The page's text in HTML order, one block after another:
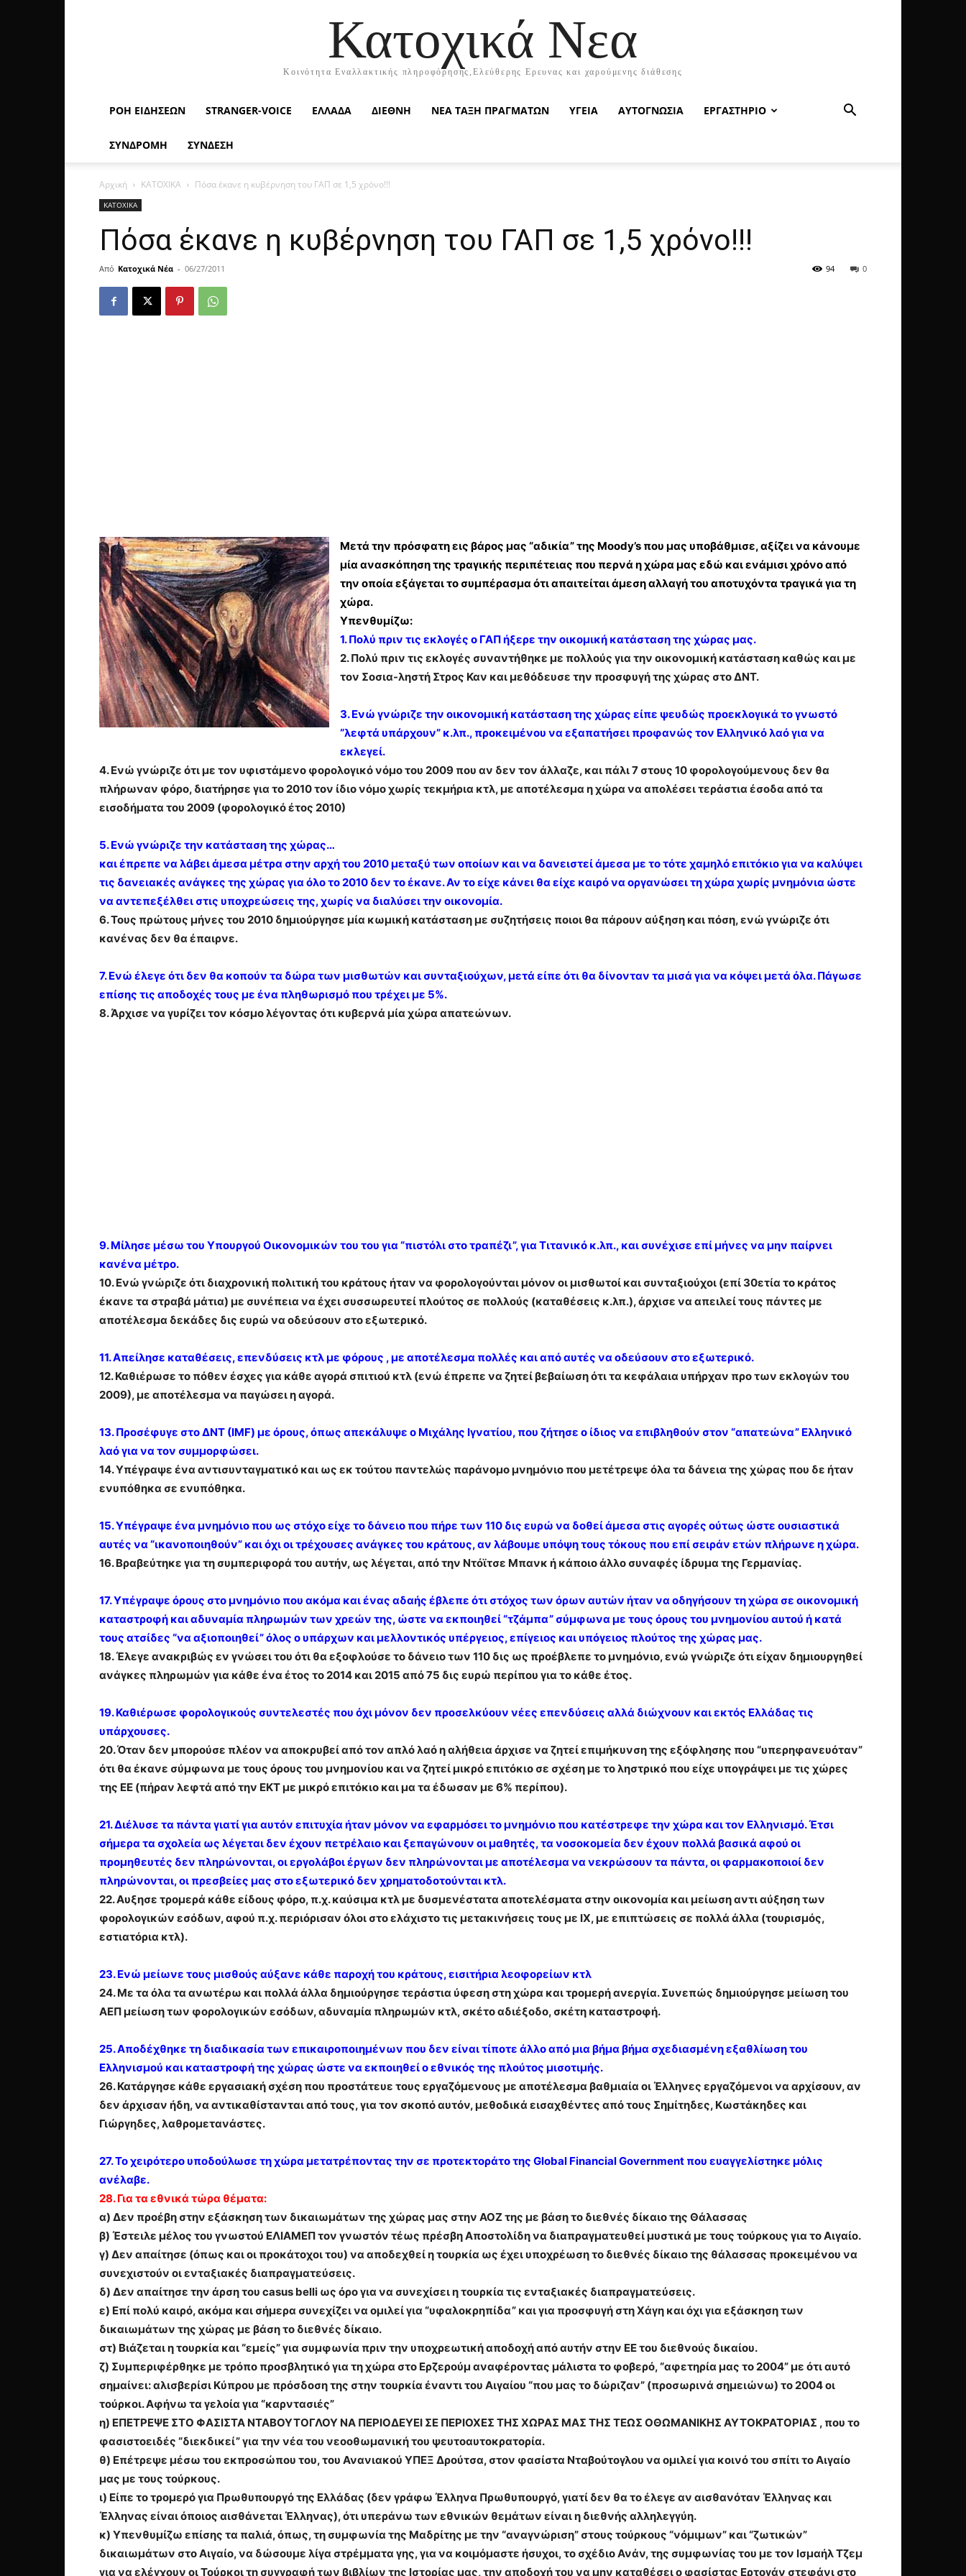
Κατοχικά Νεα
Κοινότητα Εναλλακτικής πληροφόρησης,Ελεύθερης Ερευνας και χαρούμενης διάθεσης
ΡΟΉ ΕΙΔΉΣΕΩΝ STRANGER-VOICE ΕΛΛΑΔΑ ΔΙΕΘΝΗ ΝΕΑ ΤΑΞΗ ΠΡΑΓΜΑΤΩΝ ΥΓΕΙΑ ΑΥΤΟΓΝΩΣΙΑ ΕΡΓΑΣΤΗΡΙΟ
ΣΥΝΔΡΟΜΗ ΣΥΝΔΕΣΗ
Αρχική ΚΑΤΟΧΙΚΑ Πόσα έκανε η κυβέρνηση του ΓΑΠ σε 1,5 χρόνο!!!
ΚΑΤΟΧΙΚΑ
Πόσα έκανε η κυβέρνηση του ΓΑΠ σε 1,5 χρόνο!!!
Από Κατοχικά Νέα - 06/27/2011 0
94
Μετά την πρόσφατη εις βάρος μας “αδικία” της Moody’s που μας υποβάθμισε, αξίζει να κάνουμε
μία ανασκόπηση της τραγικής περιπέτειας που περνά η χώρα μας εδώ και ενάμισι χρόνο από
την οποία εξάγεται το συμπέρασμα ότι απαιτείται άμεση αλλαγή του αποτυχόντα τραγικά για τη
χώρα.
Υπενθυμίζω:
1. Πολύ πριν τις εκλογές ο ΓΑΠ ήξερε την οικομική κατάσταση της χώρας μας.
2. Πολύ πριν τις εκλογές συναντήθηκε με πολλούς για την οικονομική κατάσταση καθώς και με
τον Σοσια-ληστή Στρος Καν και μεθόδευσε την προσφυγή της χώρας στο ΔΝΤ.
3. Ενώ γνώριζε την οικονομική κατάσταση της χώρας είπε ψευδώς προεκλογικά το γνωστό
“λεφτά υπάρχουν” κ.λπ., προκειμένου να εξαπατήσει προφανώς τον Ελληνικό λαό για να
εκλεγεί.
4. Ενώ γνώριζε ότι με τον υφιστάμενο φορολογικό νόμο του 2009 που αν δεν τον άλλαζε, και πάλι 7 στους 10 φορολογούμενους δεν θα
πλήρωναν φόρο, διατήρησε για το 2010 τον ίδιο νόμο χωρίς τεκμήρια κτλ, με αποτέλεσμα η χώρα να απολέσει τεράστια έσοδα από τα
εισοδήματα του 2009 (φορολογικό έτος 2010)
5. Ενώ γνώριζε την κατάσταση της χώρας…
και έπρεπε να λάβει άμεσα μέτρα στην αρχή του 2010 μεταξύ των οποίων και να δανειστεί άμεσα με το τότε χαμηλό επιτόκιο για να καλύψει
τις δανειακές ανάγκες της χώρας για όλο το 2010 δεν το έκανε. Αν το είχε κάνει θα είχε καιρό να οργανώσει τη χώρα χωρίς μνημόνια ώστε
να αντεπεξέλθει στις υποχρεώσεις της, χωρίς να διαλύσει την οικονομία.
6. Τους πρώτους μήνες του 2010 δημιούργησε μία κωμική κατάσταση με συζητήσεις ποιοι θα πάρουν αύξηση και πόση, ενώ γνώριζε ότι
κανένας δεν θα έπαιρνε.
7. Ενώ έλεγε ότι δεν θα κοπούν τα δώρα των μισθωτών και συνταξιούχων, μετά είπε ότι θα δίνονταν τα μισά για να κόψει μετά όλα. Πάγωσε
επίσης τις αποδοχές τους με ένα πληθωρισμό που τρέχει με 5%.
8. Άρχισε να γυρίζει τον κόσμο λέγοντας ότι κυβερνά μία χώρα απατεώνων.
9. Μίλησε μέσω του Υπουργού Οικονομικών του του για “πιστόλι στο τραπέζι”, για Τιτανικό κ.λπ., και συνέχισε επί μήνες να μην παίρνει
κανένα μέτρο.
10. Ενώ γνώριζε ότι διαχρονική πολιτική του κράτους ήταν να φορολογούνται μόνον οι μισθωτοί και συνταξιούχοι (επί 30ετία το κράτος
έκανε τα στραβά μάτια) με συνέπεια να έχει συσσωρευτεί πλούτος σε πολλούς (καταθέσεις κ.λπ.), άρχισε να απειλεί τους πάντες με
αποτέλεσμα δεκάδες δις ευρώ να οδεύσουν στο εξωτερικό.
11. Απείλησε καταθέσεις, επενδύσεις κτλ με φόρους , με αποτέλεσμα πολλές και από αυτές να οδεύσουν στο εξωτερικό.
12. Καθιέρωσε το πόθεν έσχες για κάθε αγορά σπιτιού κτλ (ενώ έπρεπε να ζητεί βεβαίωση ότι τα κεφάλαια υπήρχαν προ των εκλογών του
2009), με αποτέλεσμα να παγώσει η αγορά.
13. Προσέφυγε στο ΔΝΤ (ΙMF) με όρους, όπως απεκάλυψε ο Μιχάλης Ιγνατίου, που ζήτησε ο ίδιος να επιβληθούν στον “απατεώνα” Ελληνικό
λαό για να τον συμμορφώσει.
14. Υπέγραψε ένα αντισυνταγματικό και ως εκ τούτου παντελώς παράνομο μνημόνιο που μετέτρεψε όλα τα δάνεια της χώρας που δε ήταν
ενυπόθηκα σε ενυπόθηκα.
15. Υπέγραψε ένα μνημόνιο που ως στόχο είχε το δάνειο που πήρε των 110 δις ευρώ να δοθεί άμεσα στις αγορές ούτως ώστε ουσιαστικά
αυτές να “ικανοποιηθούν” και όχι οι τρέχουσες ανάγκες του κράτους, αν λάβουμε υπόψη τους τόκους που επί σειράν ετών πλήρωνε η χώρα.
16. Βραβεύτηκε για τη συμπεριφορά του αυτήν, ως λέγεται, από την Ντόϊτσε Μπανκ ή κάποιο άλλο συναφές ίδρυμα της Γερμανίας.
17. Υπέγραψε όρους στο μνημόνιο που ακόμα και ένας αδαής έβλεπε ότι στόχος των όρων αυτών ήταν να οδηγήσουν τη χώρα σε οικονομική
καταστροφή και αδυναμία πληρωμών των χρεών της, ώστε να εκποιηθεί “τζάμπα” σύμφωνα με τους όρους του μνημονίου αυτού ή κατά
τους ατσίδες “να αξιοποιηθεί” όλος ο υπάρχων και μελλοντικός υπέργειος, επίγειος και υπόγειος πλούτος της χώρας μας.
18. Έλεγε ανακριβώς εν γνώσει του ότι θα εξοφλούσε το δάνειο των 110 δις ως προέβλεπε το μνημόνιο, ενώ γνώριζε ότι είχαν δημιουργηθεί
ανάγκες πληρωμών για κάθε ένα έτος το 2014 και 2015 από 75 δις ευρώ περίπου για το κάθε έτος.
19. Καθιέρωσε φορολογικούς συντελεστές που όχι μόνον δεν προσελκύουν νέες επενδύσεις αλλά διώχνουν και εκτός Ελλάδας τις
υπάρχουσες.
20. Όταν δεν μπορούσε πλέον να αποκρυβεί από τον απλό λαό η αλήθεια άρχισε να ζητεί επιμήκυνση της εξόφλησης που “υπερηφανευόταν”
ότι θα έκανε σύμφωνα με τους όρους του μνημονίου και να ζητεί μικρό επιτόκιο σε σχέση με το ληστρικό που είχε υπογράψει με τις χώρες
της ΕΕ (πήραν λεφτά από την ΕΚΤ με μικρό επιτόκιο και μα τα έδωσαν με 6% περίπου).
21. Διέλυσε τα πάντα γιατί για αυτόν επιτυχία ήταν μόνον να εφαρμόσει το μνημόνιο που κατέστρεφε την χώρα και τον Ελληνισμό. Έτσι
σήμερα τα σχολεία ως λέγεται δεν έχουν πετρέλαιο και ξεπαγώνουν οι μαθητές, τα νοσοκομεία δεν έχουν πολλά βασικά αφού οι
προμηθευτές δεν πληρώνονται, οι εργολάβοι έργων δεν πληρώνονται με αποτέλεσμα να νεκρώσουν τα πάντα, οι φαρμακοποιοί δεν
πληρώνονται, οι πρεσβείες μας στο εξωτερικό δεν χρηματοδοτούνται κτλ.
22. Αυξησε τρομερά κάθε είδους φόρο, π.χ. καύσιμα κτλ με δυσμενέστατα αποτελέσματα στην οικονομία και μείωση αντι αύξηση των
φορολογικών εσόδων, αφού π.χ. περιόρισαν όλοι στο ελάχιστο τις μετακινήσεις τους με ΙΧ, με επιπτώσεις σε πολλά άλλα (τουρισμός,
εστιατόρια κτλ).
23. Ενώ μείωνε τους μισθούς αύξανε κάθε παροχή του κράτους, εισιτήρια λεοφορείων κτλ
24. Με τα όλα τα ανωτέρω και πολλά άλλα δημιούργησε τεράστια ύφεση στη χώρα και τρομερή ανεργία. Συνεπώς δημιούργησε μείωση του
ΑΕΠ μείωση των φορολογικών εσόδων, αδυναμία πληρωμών κτλ, σκέτο αδιέξοδο, σκέτη καταστροφή.
25. Αποδέχθηκε τη διαδικασία των επικαιροποιημένων που δεν είναι τίποτε άλλο από μια βήμα βήμα σχεδιασμένη εξαθλίωση του
Ελληνισμού και καταστροφή της χώρας ώστε να εκποιηθεί ο εθνικός της πλούτος μισοτιμής.
26. Κατάργησε κάθε εργασιακή σχέση που προστάτευε τους εργαζόμενους με αποτέλεσμα βαθμιαία οι Έλληνες εργαζόμενοι να αρχίσουν, αν
δεν άρχισαν ήδη, να αντικαθίστανται από τους, για τον σκοπό αυτόν, μεθοδικά εισαχθέντες από τους Σημίτηδες, Κωστάκηδες και
Γιώργηδες, λαθρομετανάστες.
27. Το χειρότερο υποδούλωσε τη χώρα μετατρέποντας την σε προτεκτοράτο της Global Financial Government που ευαγγελίστηκε μόλις
ανέλαβε.
28. Για τα εθνικά τώρα θέματα:
α) Δεν προέβη στην εξάσκηση των δικαιωμάτων της χώρας μας στην ΑΟΖ της με βάση το διεθνές δίκαιο της Θάλασσας
β) Έστειλε μέλος του γνωστού ΕΛΙΑΜΕΠ τον γνωστόν τέως πρέσβη Αποστολίδη να διαπραγματευθεί μυστικά με τους τούρκους για το Αιγαίο.
γ) Δεν απαίτησε (όπως και οι προκάτοχοι του) να αποδεχθεί η τουρκία ως έχει υποχρέωση το διεθνές δίκαιο της θάλασσας προκειμένου να
συνεχιστούν οι ενταξιακές διαπραγματεύσεις.
δ) Δεν απαίτησε την άρση του casus belli ως όρο για να συνεχίσει η τουρκία τις ενταξιακές διαπραγματεύσεις.
ε) Επί πολύ καιρό, ακόμα και σήμερα συνεχίζει να ομιλεί για “υφαλοκρηπίδα” και για προσφυγή στη Χάγη και όχι για εξάσκηση των
δικαιωμάτων της χώρας με βάση το διεθνές δίκαιο.
στ) Βιάζεται η τουρκία και “εμείς” για συμφωνία πριν την υποχρεωτική αποδοχή από αυτήν στην ΕΕ του διεθνούς δικαίου.
ζ) Συμπεριφέρθηκε με τρόπο προσβλητικό για τη χώρα στο Ερζερούμ αναφέροντας μάλιστα το φοβερό, “αφετηρία μας το 2004” με ότι αυτό
σημαίνει: αλισβερίσι Κύπρου με πρόσδοση της στην τουρκία έναντι του Αιγαίου “που μας το δώριζαν” (προσωρινά σημειώνω) το 2004 οι
τούρκοι. Αφήνω τα γελοία για “καρντασιές”
η) ΕΠΕΤΡΕΨΕ ΣΤΟ ΦΑΣΙΣΤΑ ΝΤΑΒΟΥΤΟΓΛΟΥ ΝΑ ΠΕΡΙΟΔΕΥΕΙ ΣΕ ΠΕΡΙΟΧΕΣ ΤΗΣ ΧΩΡΑΣ ΜΑΣ ΤΗΣ ΤΕΩΣ ΟΘΩΜΑΝΙΚΗΣ ΑΥΤΟΚΡΑΤΟΡΙΑΣ , που το
φασιστοειδές “διεκδικεί” για την νέα του νεοοθωμανική του ψευτοαυτοκρατορία.
θ) Επέτρεψε μέσω του εκπροσώπου του, του Ανανιακού ΥΠΕΞ Δρούτσα, στον φασίστα Νταβούτογλου να ομιλεί για κοινό του σπίτι το Αιγαίο
μας με τους τούρκους.
ι) Είπε το τρομερό για Πρωθυπουργό της Ελλάδας (δεν γράφω Έλληνα Πρωθυπουργό, γιατί δεν θα το έλεγε αν αισθανόταν Έλληνας και
Έλληνας είναι όποιος αισθάνεται Έλληνας), ότι υπεράνω των εθνικών θεμάτων είναι η διεθνής αλληλεγγύη.
κ) Υπενθυμίζω επίσης τα παλιά, όπως, τη συμφωνία της Μαδρίτης με την “αναγνώριση” στους τούρκους “νόμιμων” και “ζωτικών”
δικαιωμάτων στο Αιγαίο, να δώσουμε λίγα στρέμματα γης, για να κοιμόμαστε ήσυχοι, το σχέδιο Ανάν, της συμφωνίας του με τον Ισμαήλ Τζεμ
για να ελέγχουν οι Τούρκοι τη συγγραφή των βιβλίων της Ιστορίας μας, την αποδοχή του να μην καταθέσει ο φασίστας Ερτογάν στεφάνι στο